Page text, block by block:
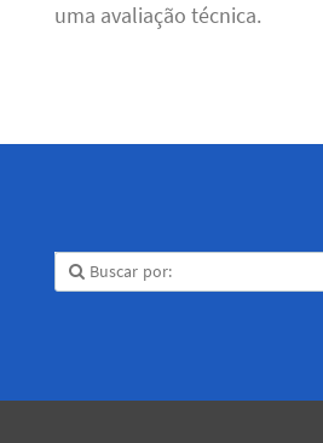
uma avaliação técnica.